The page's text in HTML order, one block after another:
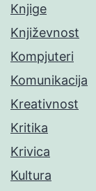
Knjige
Književnost
Kompjuteri
Komunikacija
Kreativnost
Kritika
Krivica
Kultura